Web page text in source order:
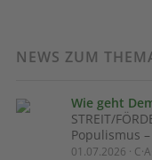
NEWS ZUM
Wie geht
STREIT/
Populismus
01.07.2026 ·